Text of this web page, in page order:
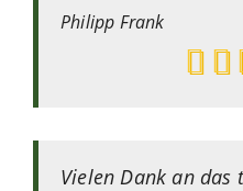
Philipp Frank
Vielen Dank an das